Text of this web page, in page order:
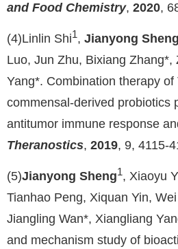
and Food Chemistry, 2020,
(4)Linlin Shi1, Jianyong Sheng
Luo, Jun Zhu, Bixiang Zhang*,
Yang*. Combination therapy
commensal-derived probiotics
antitumor immune response
Theranostics, 2019, 9, 4115-
(5)Jianyong Sheng1, Xiaoyu
Tianhao Peng, Xiquan Yin,
Jiangling Wan*, Xiangliang
and mechanism study of